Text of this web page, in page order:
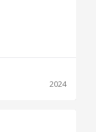
2024